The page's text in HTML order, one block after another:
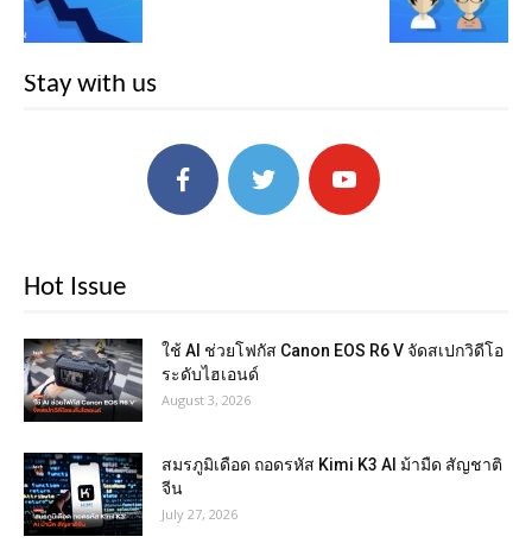
Stay with us
Hot Issue
ใช้ AI ช่วยโฟกัส Canon EOS R6 V จัดสเปกวิดีโอ
ระดับไฮเอนด์
August 3, 2026
สมรภูมิเดือด ถอดรหัส Kimi K3 AI ม้ามืด สัญชาติ
จีน
July 27, 2026